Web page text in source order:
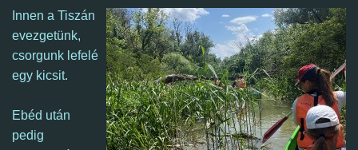
Innen a Tiszán
evezgetünk,
csorgunk lefelé
egy kicsit.
Ebéd után
pedig